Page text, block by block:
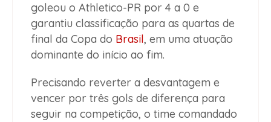
goleou o Athletico-PR por 4 a 0 e
garantiu classificação para as quartas de
final da Copa do Brasil, em uma atuação
dominante do início ao fim.
Precisando reverter a desvantagem e
vencer por três gols de diferença para
seguir na competição, o time comandado